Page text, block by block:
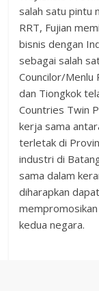
salah satu pintu
RRT, Fujian
bisnis dengan
sebagai salah
Councilor/Menlu
dan Tiongkok
Countries Twin
kerja sama
terletak di
industri di
sama dalam
diharapkan
kedua negara.